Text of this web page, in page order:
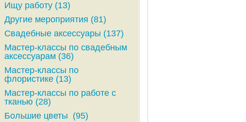
Ищу работу (13)
Другие мероприятия (81)
Свадебные аксессуары (137)
Мастер-классы по свадебным
аксессуарам (36)
Мастер-классы по
флористике (13)
Мастер-классы по работе с
тканью (28)
Большие цветы (95)